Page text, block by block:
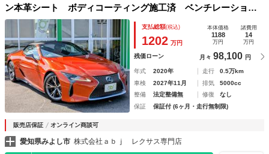
ン本革シート ボディコーティング施工済 ベンチレーション
＆シートヒーター／ステアリングヒーター／ネックヒーター
ドライブレコーダー
支払総額(税込)
1202 万円
本体価格
1188
万円
諸費用
14
万円
残価ローン 月々 98,100 円
年式 2020年 走行
0.5万km
車検
2027年11月 排気
5000cc
整備
法定整備無 修復
なし
保証
保証付 (6ヶ月・走行無制限)
販売店保証 オンライン商談可
愛知県みよし市 株式会社ａｂｊ レクサス専門店